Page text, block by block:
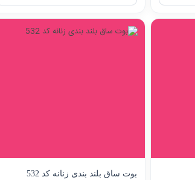
بوت ساق بلند بندی زنانه کد 532